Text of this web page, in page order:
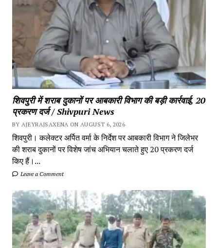
शिवपुरी में शराब दुकानों पर आबकारी विभाग की बड़ी कार्रवाई, 20
प्रकरण दर्ज / Shivpuri News
BY AJEYRAJSAXENA ON AUGUST 6, 2026
शिवपुरी। कलेक्टर अर्पित वर्मा के निर्देश पर आबकारी विभाग ने जिलेभर
की शराब दुकानों पर विशेष जांच अभियान चलाते हुए 20 प्रकरण दर्ज
किए हैं।...
Leave a Comment